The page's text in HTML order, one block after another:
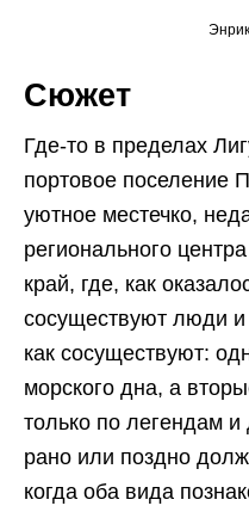
Сюжет
Где-то в пределах
портовое поселение
уютное местечко,
регионального
край, где, как
сосуществуют люди
как сосуществуют:
морского дна, а
только по легендам
рано или поздно
когда оба вида